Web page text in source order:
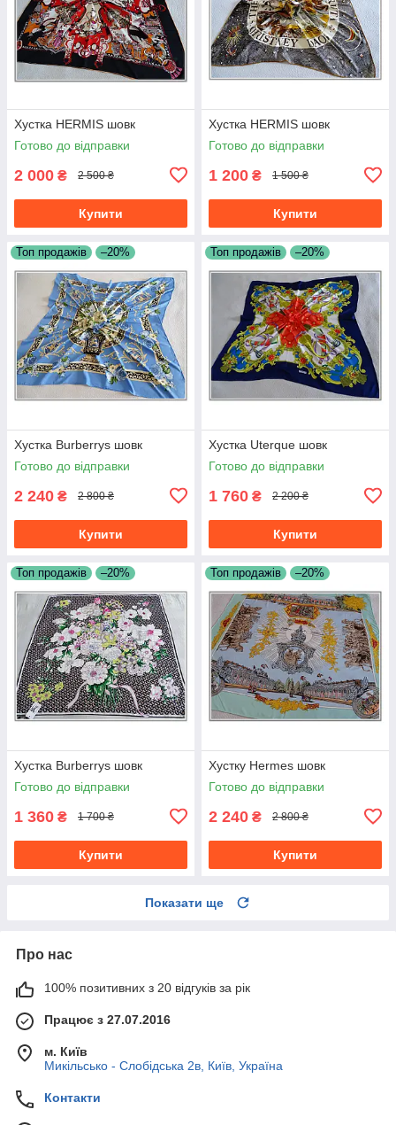
Хустка HERMIS шовк
Готово до відправки
2 000 ₴ 2 500 ₴
Купити
Хустка HERMIS шовк
Готово до відправки
1 200 ₴ 1 500 ₴
Купити
Топ продажів –20%
Хустка Burberrys шовк
Готово до відправки
2 240 ₴ 2 800 ₴
Купити
Топ продажів –20%
Хустка Uterque шовк
Готово до відправки
1 760 ₴ 2 200 ₴
Купити
Топ продажів –20%
Хустка Burberrys шовк
Готово до відправки
1 360 ₴ 1 700 ₴
Купити
Топ продажів –20%
Хустку Hermes шовк
Готово до відправки
2 240 ₴ 2 800 ₴
Купити
Показати ще
Про нас
100% позитивних з 20 відгуків за рік
Працює з 27.07.2016
м. Київ
Микільсько - Слобідська 2в, Київ, Україна
Контакти